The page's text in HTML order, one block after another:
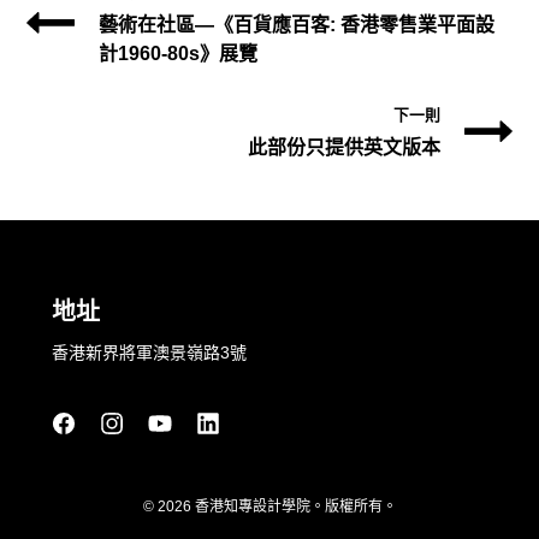
藝術在社區—《百貨應百客: 香港零售業平面設
計1960-80s》展覽
下一則
此部份只提供英文版本
地址
香港新界將軍澳景嶺路3號
© 2026 香港知專設計學院。版權所有。